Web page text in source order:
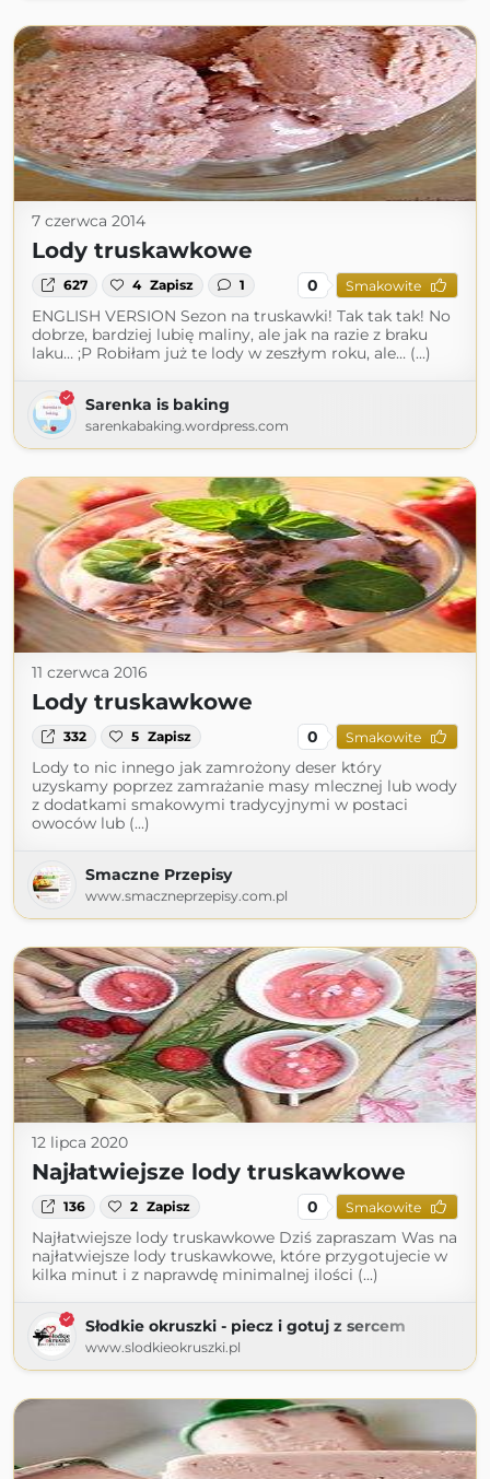
7 czerwca 2014
Lody truskawkowe
627 4 Zapisz 1 0 Smakowite
ENGLISH VERSION Sezon na truskawki! Tak tak tak! No
dobrze, bardziej lubię maliny, ale jak na razie z braku
laku… ;P Robiłam już te lody w zeszłym roku, ale… (...)
Sarenka is baking
sarenkabaking.wordpress.com
11 czerwca 2016
Lody truskawkowe
332 5 Zapisz 0 Smakowite
Lody to nic innego jak zamrożony deser który
uzyskamy poprzez zamrażanie masy mlecznej lub wody
z dodatkami smakowymi tradycyjnymi w postaci
owoców lub (...)
Smaczne Przepisy
www.smaczneprzepisy.com.pl
12 lipca 2020
Najłatwiejsze lody truskawkowe
136 2 Zapisz 0 Smakowite
Najłatwiejsze lody truskawkowe Dziś zapraszam Was na
najłatwiejsze lody truskawkowe, które przygotujecie w
kilka minut i z naprawdę minimalnej ilości (...)
Słodkie okruszki - piecz i gotuj z sercem
www.slodkieokruszki.pl